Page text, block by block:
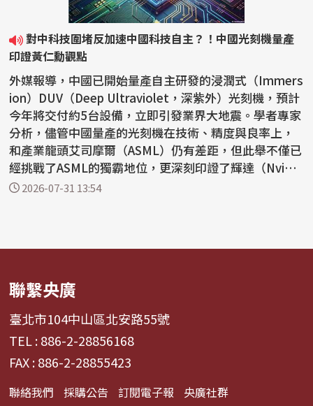
對中科技圍堵反加速中國科技自主？！中國光刻機量產
印證黃仁勳觀點
外媒報導，中國已開始量產自主研發的浸潤式（Immers
ion）DUV（Deep Ultraviolet，深紫外）光刻機，預計
今年將交付約5台設備，立即引發業界大地震。學者專家
分析，儘管中國量產的光刻機在技術、精度與良率上，
和產業龍頭艾司摩爾（ASML）仍有差距，但此舉不僅已
經挑戰了ASML的獨霸地位，更深刻印證了輝達（Nvidi
a）創...
2026-07-31 13:54
聯繫央廣
臺北市104中山區北安路55號
TEL : 886-2-28856168
FAX : 886-2-28855423
聯絡我們 採購公告 訂閱電子報 央廣社群